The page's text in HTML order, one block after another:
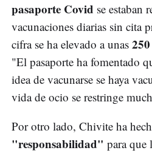
pasaporte Covid se estaban
vacunaciones diarias sin cita
cifra se ha elevado a unas
"El pasaporte ha fomentado
idea de vacunarse se haya
vida de ocio se restringe
Por otro lado, Chivite ha
"responsabilidad" para que